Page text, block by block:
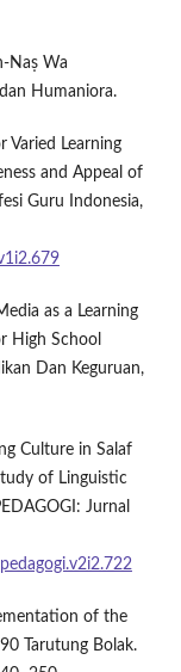
Naṣ Wa
Humaniora.
Varied Learning
and Appeal of
Guru Indonesia,
as a Learning
High School
Dan Keguruan,
Culture in Salaf
of Linguistic
Jurnal
of the
Tarutung Bolak.